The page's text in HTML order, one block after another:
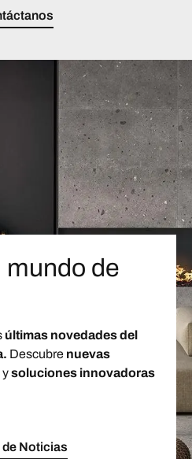
mundo de
últimas novedades del
Descubre nuevas
ysoluciones innovadoras
Noticias